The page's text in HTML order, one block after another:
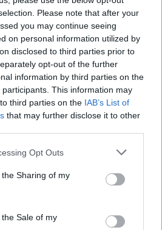
Please note that after your
you may continue seeing
on personal information utilized by
disclosed to third parties prior to
opt-out of the further
information by third parties on the
participants. This information may
third parties on the IAB’s List of
that may further disclose it to other
Opt Outs
Sharing of my
Sale of my
povertà"